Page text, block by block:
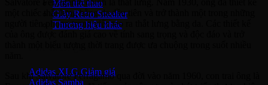
Môn thể thao
Giày Retro Sneaker
Thương hiệu khác
Adidas XLG
Adidas Samba
một chiếc thắt lưng bằng da đầu tiên và trở thành một trong những
người tiên phong trong việc tạo ra thắt lưng bằng da. Các thiết kế
Sau khi Salvatore Ferragamo qua đời vào năm 1960, con trai ông là